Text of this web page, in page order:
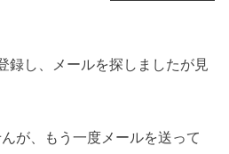
録し、メールを探しましたが見
が、もう一度メールを送って